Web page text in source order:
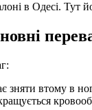
в Одесі. Тут
зняти втому в